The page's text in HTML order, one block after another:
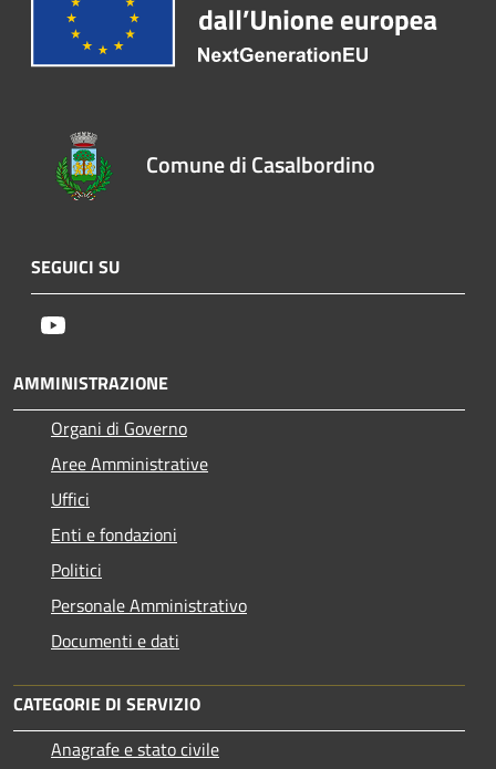
Comune di Casalbordino
SEGUICI SU
AMMINISTRAZIONE
Organi di Governo
Aree Amministrative
Uffici
Enti e fondazioni
Politici
Personale Amministrativo
Documenti e dati
CATEGORIE DI SERVIZIO
Anagrafe e stato civile